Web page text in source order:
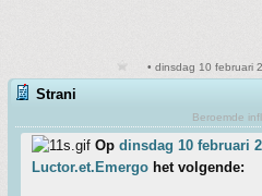
• dinsdag 10 februari
Strani
Beroemde
Op dinsdag 10 februari
Luctor.et.Emergo het volgende: